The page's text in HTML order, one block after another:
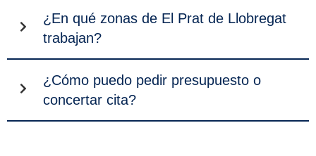
¿En qué zonas de El Prat de Llobregat
trabajan?
¿Cómo puedo pedir presupuesto o
concertar cita?